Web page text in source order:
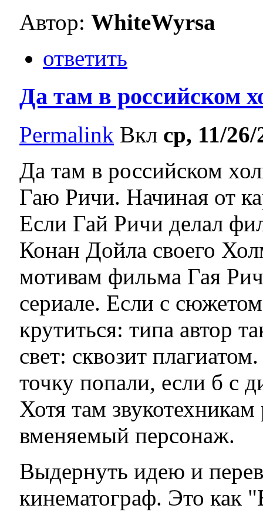
Автор: WhiteWyrsa
ответить
Да там в российском
Permalink Вкл ср, 11/
Да там в российском
Гаю Ричи. Начиная от
Если Гай Ричи делал
Конан Дойла своего
мотивам фильма Гая
сериале. Если с
крутиться: типа автор
свет: сквозит
точку попали, если б с
Хотя там
вменяемый персонаж.
Выдернуть идею и
кинематограф. Это как